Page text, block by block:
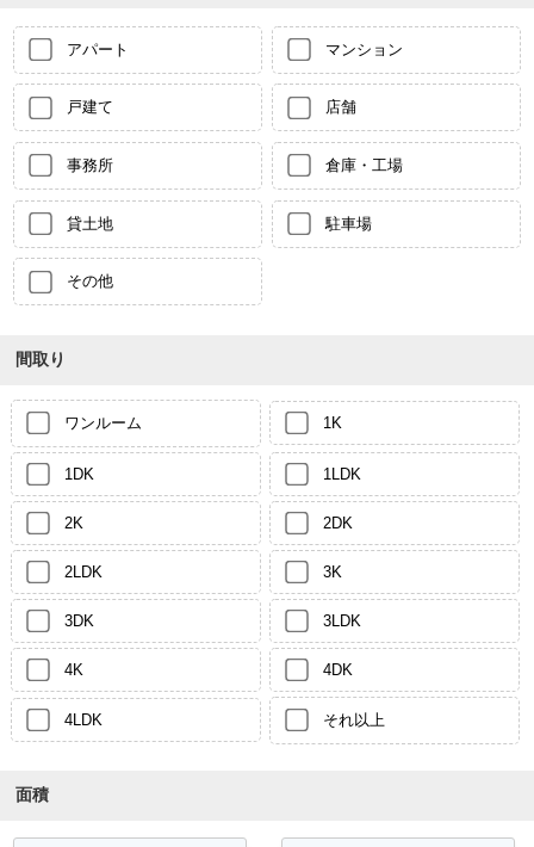
アパート マンション
戸建て 店舗
事務所 倉庫・工場
貸土地 駐車場
その他
間取り
ワンルーム 1K
1DK 1LDK
2K 2DK
2LDK 3K
3DK 3LDK
4K 4DK
4LDK それ以上
面積